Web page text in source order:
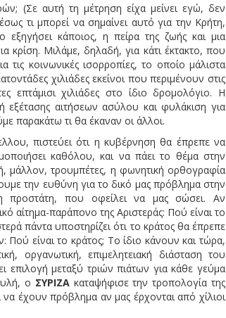
(Σε αυτή τη μέτρηση είχα μείνει εγώ, δεν
τι μπορεί να σημαίνει αυτό για την Κρήτη,
κάποιος, η πείρα της ζωής και μια
κρίση. Μιλάμε, δηλαδή, για κάτι έκτακτο, που
τις κοινωνικές ισορροπίες, το οποίο μάλιστα
χιλιάδες εκείνοι που περιμένουν στις
επτάμισι χιλιάδες στο ίδιο δρομολόγιο. Η
αιτήσεων ασύλου και φυλάκιση για
παρακάτω τι θα έκαναν οι άλλοι.
πιστεύει ότι η κυβέρνηση θα έπρεπε να
καθόλου, και να πάει το θέμα στην
μάλλον, τρουμπέτες, η φωνητική ορθογραφία
την ευθύνη για το δικό μας πρόβλημα στην
προστάτη, που οφείλει να μας σώσει. Αν
παράπονο της Αριστεράς: Πού είναι το
πάντα υποστηρίζει ότι το κράτος θα έπρεπε
Πού είναι το κράτος; Το ίδιο κάνουν και τώρα,
οργανωτική, επιμελητειακή διάσταση του
μεταξύ τριών πιάτων για κάθε γεύμα
ο ΣΥΡΙΖΑκαταψήφισε την τροπολογία της
να έχουν πρόβλημα αν μας έρχονται από χίλιοι